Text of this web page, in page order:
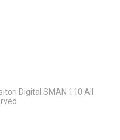
Digital SMAN 110 All